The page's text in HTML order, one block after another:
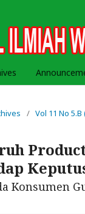
/ Vol 11 No
Konsumen